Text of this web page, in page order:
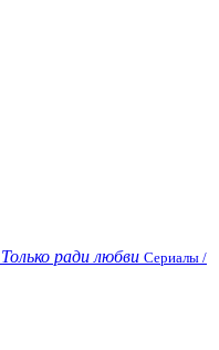
Только ради любви Сериалы /